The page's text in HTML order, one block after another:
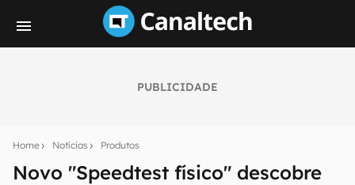
PUBLICIDADE
Home Notícias Produtos
Novo "Speedtest físico" descobre
notícias e reviews sobre tecnologia em primeira